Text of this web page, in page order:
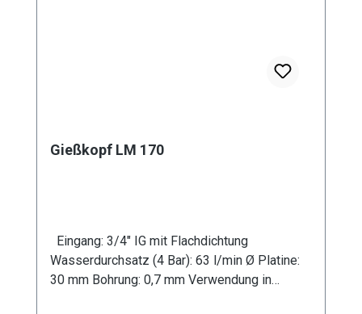
Gießkopf LM 170
Wasserdurchsatz (4 Bar): 63 l/min Ø Platine:
30 mm Bohrung: 0,7 mm Verwendung in